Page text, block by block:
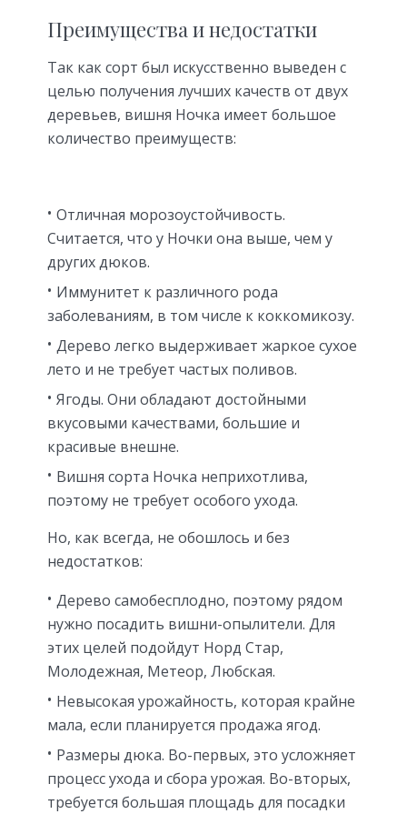
Преимущества и недостатки
Так как сорт был искусственно выведен с
целью получения лучших качеств от двух
деревьев, вишня Ночка имеет большое
количество преимуществ:
Отличная морозоустойчивость.
Считается, что у Ночки она выше, чем у
других дюков.
Иммунитет к различного рода
заболеваниям, в том числе к коккомикозу.
Дерево легко выдерживает жаркое сухое
лето и не требует частых поливов.
Ягоды. Они обладают достойными
вкусовыми качествами, большие и
красивые внешне.
Вишня сорта Ночка неприхотлива,
поэтому не требует особого ухода.
Но, как всегда, не обошлось и без
недостатков:
Дерево самобесплодно, поэтому рядом
нужно посадить вишни-опылители. Для
этих целей подойдут Норд Стар,
Молодежная, Метеор, Любская.
Невысокая урожайность, которая крайне
мала, если планируется продажа ягод.
Размеры дюка. Во-первых, это усложняет
процесс ухода и сбора урожая. Во-вторых,
требуется большая площадь для посадки